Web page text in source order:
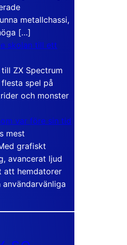
metallchassi,
[…]
skolan till ett
ZX Spectrum
spel på
och monster
var före sin tid
mest
grafiskt
avancerat ljud
att hemdatorer